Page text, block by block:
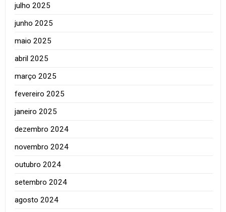
julho 2025
junho 2025
maio 2025
abril 2025
março 2025
fevereiro 2025
janeiro 2025
dezembro 2024
novembro 2024
outubro 2024
setembro 2024
agosto 2024